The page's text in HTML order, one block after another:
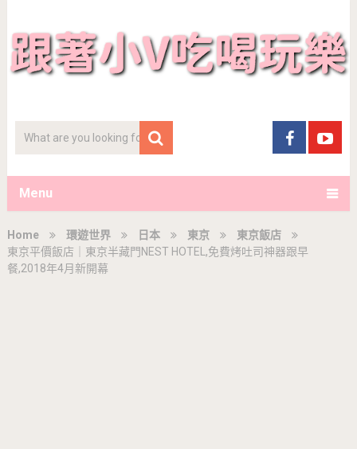
Menu
Home 環遊世界 日本 東京
東京飯店
東京平價飯店｜東京半藏門NEST HOTEL,免費烤吐司神器跟早
餐,2018年4月新開幕